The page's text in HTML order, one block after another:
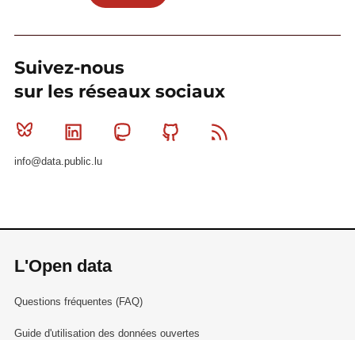
Suivez-nous
sur les réseaux sociaux
Bluesky Linkedin MastodonGithub
info@data.public.lu
L'Open data
Questions fréquentes (FAQ)
Guide d'utilisation des données ouvertes